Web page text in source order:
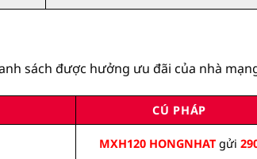
sách được hưởng ưu đãi của nhà
CÚ PHÁP
MXH120 HONGNHAT gửi